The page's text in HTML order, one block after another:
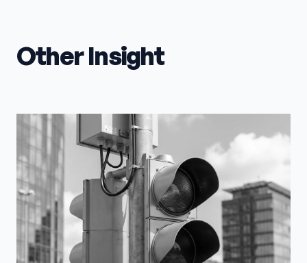
Other Insight